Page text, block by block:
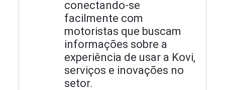
conectando-se
facilmente com
motoristas que buscam
informações sobre a
experiência de usar a Kovi,
serviços e inovações no
setor.